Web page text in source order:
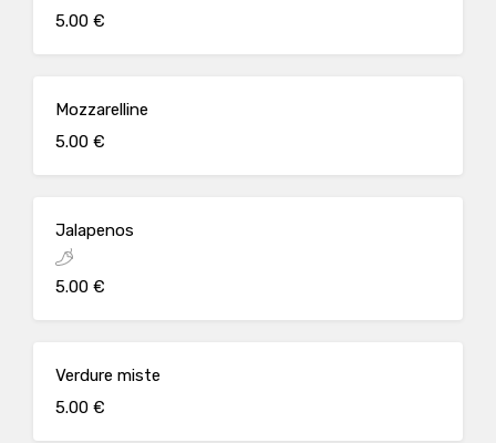
5.00 €
Mozzarelline
5.00 €
Jalapenos
5.00 €
Verdure miste
5.00 €